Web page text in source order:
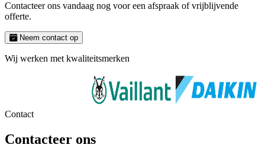
Contacteer ons vandaag nog voor een afspraak of vrijblijvende
offerte.
Neem contact op
Wij werken met kwaliteitsmerken
Contact
Contacteer ons